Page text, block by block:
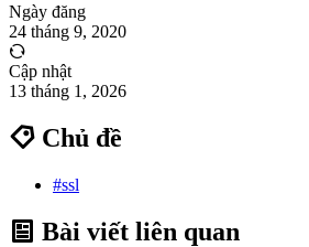
Ngày đăng
24 tháng 9, 2020
Cập nhật
13 tháng 1, 2026
Chủ đề
#ssl
Bài viết liên quan